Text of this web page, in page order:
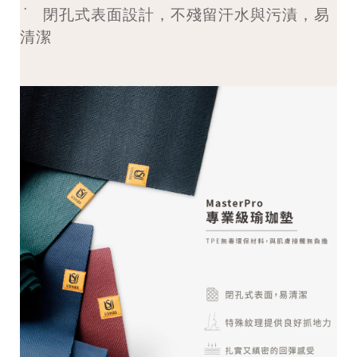
˙ 閉孔式表面設計，不殘留汗水與污漬，易
清潔